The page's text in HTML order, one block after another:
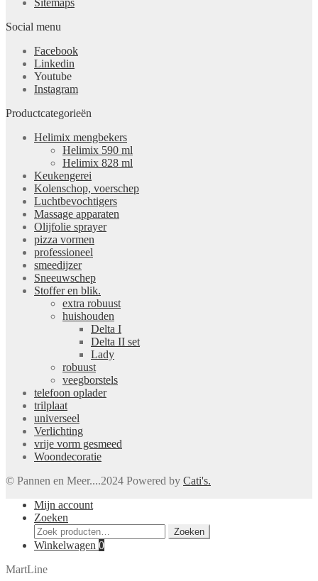
Social menu
Facebook
Linkedin
Youtube
Instagram
Productcategorieën
Helimix mengbekers
Helimix 590 ml
Helimix 828 ml
Keukengerei
Kolenschop, voerschep
Luchtbevochtigers
Massage apparaten
Olijfolie sprayer
pizza vormen
professioneel
smeedijzer
Sneeuwschep
Stoffer en blik.
extra robuust
huishouden
Delta I
Delta II set
Lady
robuust
veegborstels
telefoon oplader
trilplaat
universeel
Verlichting
vrije vorm gesmeed
Woondecoratie
© Pannen en Meer....2024 Powered by Cati's.
Mijn account
Zoeken
Zoeken
naar:
Zoeken
Winkelwagen 0
MartLine